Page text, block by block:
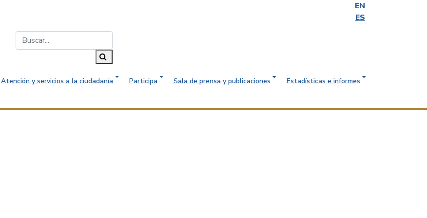
EN
ES
Atención y servicios a la ciudadanía Participa Sala de prensa y publicaciones
Estadísticas e informes